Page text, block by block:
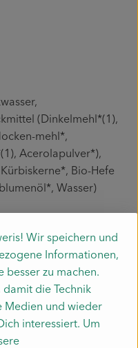
(Dinkelmehl*(1),
mehl*,
Acerolapulver*),
Bio-Hefe
Wasser)
Landwirtschaft)
Lupine, Sesam
Wir speichern und
Informationen,
besser zu machen.
die Technik
Medien und wieder
interessiert. Um